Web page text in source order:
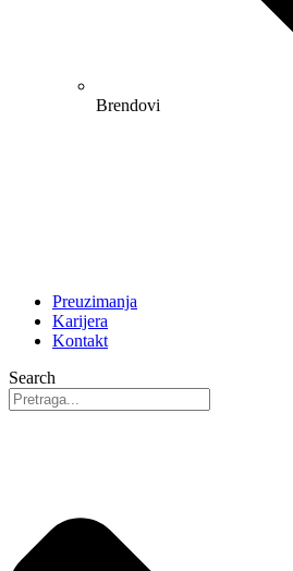
Brendovi
Preuzimanja
Karijera
Kontakt
Search